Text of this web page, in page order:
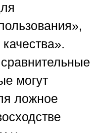
могут
ложное